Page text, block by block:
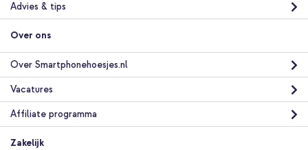
Advies & tips
Over ons
Over Smartphonehoesjes.nl
Vacatures
Affiliate programma
Zakelijk